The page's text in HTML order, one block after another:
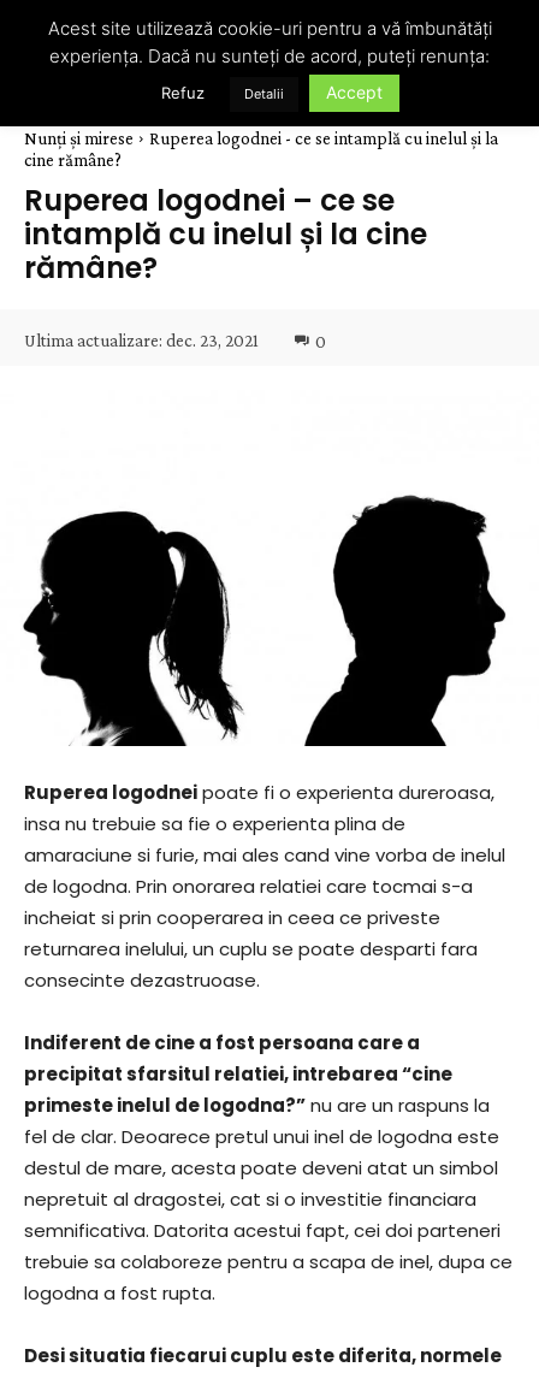
Nunți și mirese
Ruperea logodnei - ce se intamplă cu inelul și la
cine rămâne?
Ruperea logodnei – ce se
intamplă cu inelul și la cine
rămâne?
Ultima actualizare: dec. 23, 2021 0
Ruperea logodneipoate fi o experienta dureroasa,
insa nu trebuie sa fie o experienta plina de
amaraciune si furie, mai ales cand vine vorba de inelul
de logodna. Prin onorarea relatiei care tocmai s-a
incheiat si prin cooperarea in ceea ce priveste
returnarea inelului, un cuplu se poate desparti fara
consecinte dezastruoase.
Indiferent de cine a fost persoana care a
precipitat sfarsitul relatiei, intrebarea “cine
primeste inelul de logodna?”nu are un raspuns la
fel de clar. Deoarece pretul unui inel de logodna este
destul de mare, acesta poate deveni atat un simbol
nepretuit al dragostei, cat si o investitie financiara
semnificativa. Datorita acestui fapt, cei doi parteneri
trebuie sa colaboreze pentru a scapa de inel, dupa ce
logodna a fost rupta.
Desi situatia fiecarui cuplu este diferita, normele
Acest site utilizează cookie-uri pentru a vă îmbunătăți
experiența. Dacă nu sunteți de acord, puteți renunța:
Refuz Detalii Accept